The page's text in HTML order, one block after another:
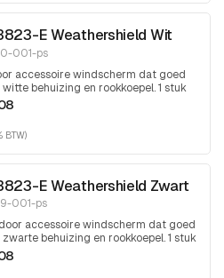
E Weathershield Wit
001-ps
accessoire windscherm dat goed
behuizing en rookkoepel. 1 stuk
BTW)
E Weathershield Zwart
001-ps
accessoire windscherm dat goed
behuizing en rookkoepel. 1 stuk